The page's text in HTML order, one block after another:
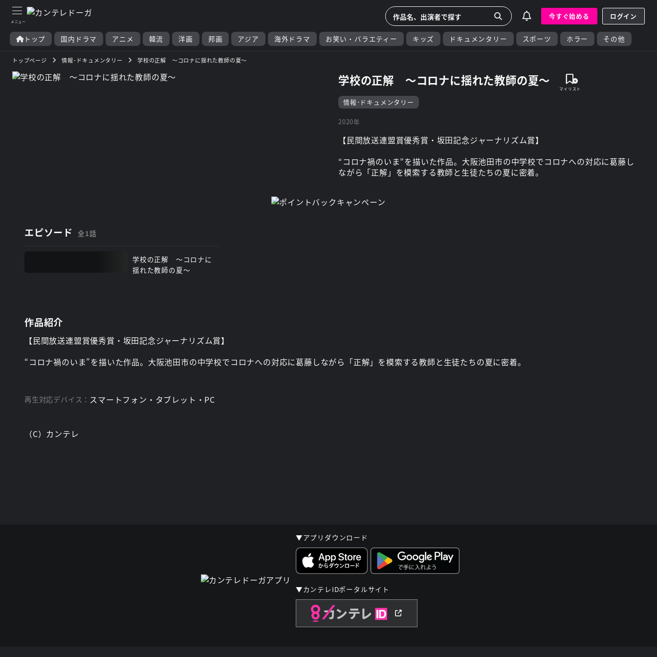
今すぐ始める ログイン
トップ 国内ドラマ アニメ 韓流 洋画 邦画 アジア 海外ドラマ お笑い・バラエティー キッズ ドキュメンタリー スポーツ ホラー その他
トップページ 情報･ドキュメンタリー 学校の正解 ～コロナに揺れた教師の夏～
学校の正解 ～コロナに揺れた教師の夏～
情報･ドキュメンタリー
2020年
【民間放送連盟賞優秀賞・坂田記念ジャーナリズム賞】
“コロナ禍のいま”を描いた作品。大阪池田市の中学校でコロナへの対応に葛藤し
ながら「正解」を模索する教師と生徒たちの夏に密着。
エピソード 全1話
学校の正解 ～コロナに
揺れた教師の夏～
作品紹介
【民間放送連盟賞優秀賞・坂田記念ジャーナリズム賞】
“コロナ禍のいま”を描いた作品。大阪池田市の中学校でコロナへの対応に葛藤しながら「正解」を模索する教師と生徒たちの夏に密着。
再生対応デバイス： スマートフォン・タブレット・PC
（C）カンテレ
▼アプリダウンロード
▼カンテレIDポータルサイト